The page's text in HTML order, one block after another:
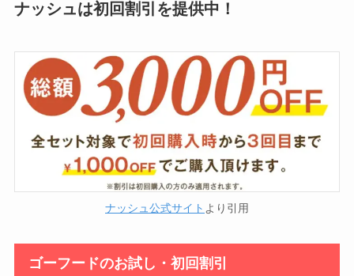
ナッシュは初回割引を提供中！
ナッシュ公式サイト より引用
ゴーフードのお試し・初回割引